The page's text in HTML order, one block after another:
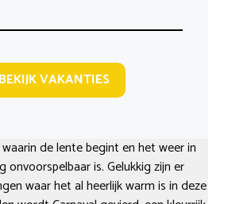
BEKIJK VAKANTIES
de lente begint en het weer in
onvoorspelbaar is. Gelukkig zijn er
waar het al heerlijk warm is in deze